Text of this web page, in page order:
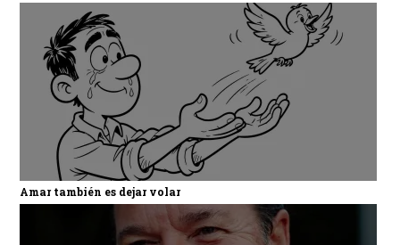
Amar también es dejar volar